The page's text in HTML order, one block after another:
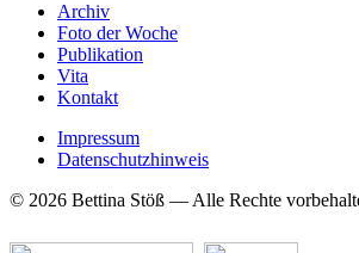
Archiv
Foto der Woche
Publikation
Vita
Kontakt
Impressum
Datenschutzhinweis
© 2026 Bettina Stöß — Alle Rechte